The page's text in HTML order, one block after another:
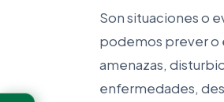
Son situaciones o
podemos prever o
amenazas,
enfermedades,